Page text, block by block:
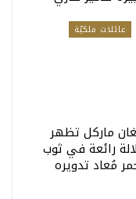
عائلات ملكيّة
ماركل تظهر
رائعة في ثوب
مُعاد تدويره